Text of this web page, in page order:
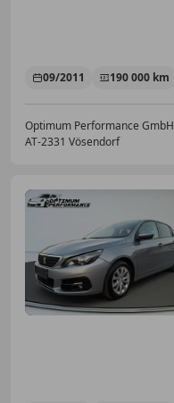
09/2011 190 000 km
Optimum Performance GmbH
AT-2331 Vösendorf